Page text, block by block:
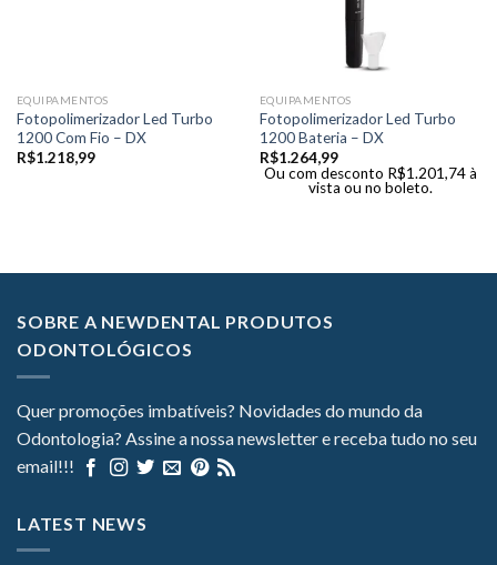
EQUIPAMENTOS
Fotopolimerizador Led Turbo
1200 Com Fio – DX
R$1.218,99
EQUIPAMENTOS
Fotopolimerizador Led Turbo
1200 Bateria – DX
R$1.264,99
Ou com desconto R$1.201,74 à
vista ou no boleto.
SOBRE A NEWDENTAL PRODUTOS
ODONTOLÓGICOS
Quer promoções imbatíveis? Novidades do mundo da
Odontologia? Assine a nossa newsletter e receba tudo no seu
email!!!
LATEST NEWS